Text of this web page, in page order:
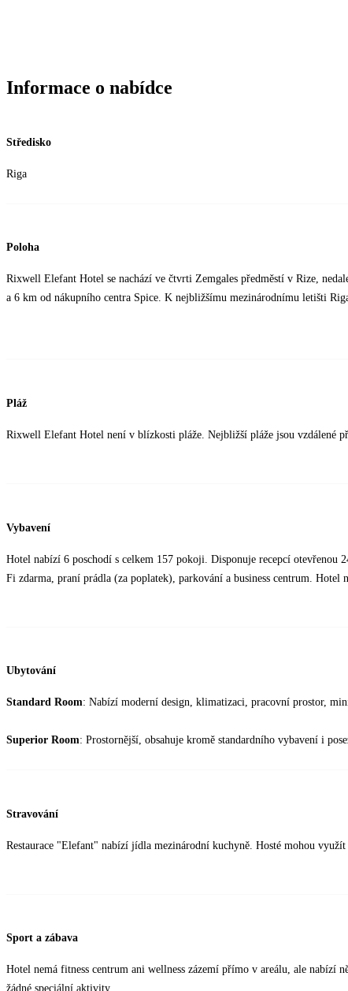
Informace o nabídce
Středisko
Riga
Poloha
Rixwell Elefant Hotel se nachází ve čtvrti Zemgales předměstí v Rize,
a 6 km od nákupního centra Spice. K nejbližšímu mezinárodnímu letišti
Pláž
Rixwell Elefant Hotel není v blízkosti pláže. Nejbližší pláže jsou vzdálené
Vybavení
Hotel nabízí 6 poschodí s celkem 157 pokoji. Disponuje recepcí otevřenou
Fi zdarma, praní prádla (za poplatek), parkování a business centrum. Hotel
Ubytování
Standard Room: Nabízí moderní design, klimatizaci, pracovní prostor,
Superior Room: Prostornější, obsahuje kromě standardního vybavení i
Stravování
Restaurace "Elefant" nabízí jídla mezinárodní kuchyně. Hosté mohou využít
Sport a zábava
Hotel nemá fitness centrum ani wellness zázemí přímo v areálu, ale nabízí
žádné speciální aktivity.